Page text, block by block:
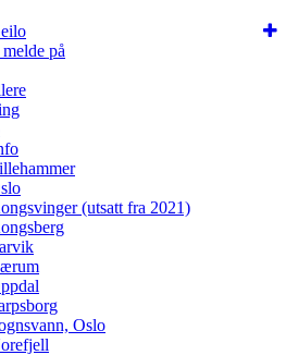
på
(utsatt fra 2021)
Oslo